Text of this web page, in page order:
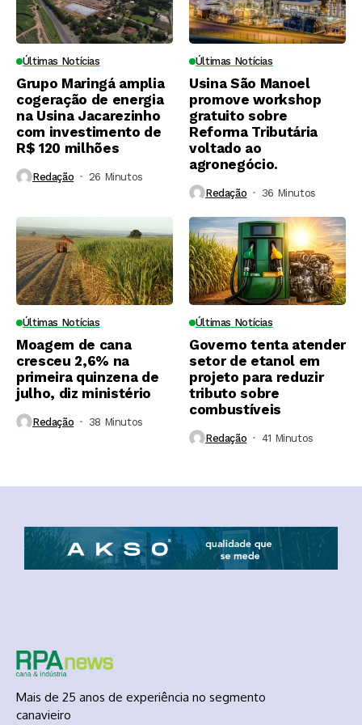
Últimas Notícias
Grupo Maringá amplia
cogeração de energia
na Usina Jacarezinho
com investimento de
R$ 120 milhões
Redação 26 Minutos ⁮
Últimas Notícias
Usina São Manoel
promove workshop
gratuito sobre
Reforma Tributária
voltado ao
agronegócio.
Redação 36 Minutos ⁮
Últimas Notícias
Moagem de cana
cresceu 2,6% na
primeira quinzena de
julho, diz ministério
Redação 38 Minutos ⁮
Últimas Notícias
Governo tenta atender
setor de etanol em
projeto para reduzir
tributo sobre
combustíveis
Redação 41 Minutos ⁮
Mais de 25 anos de experiência no segmento
canavieiro